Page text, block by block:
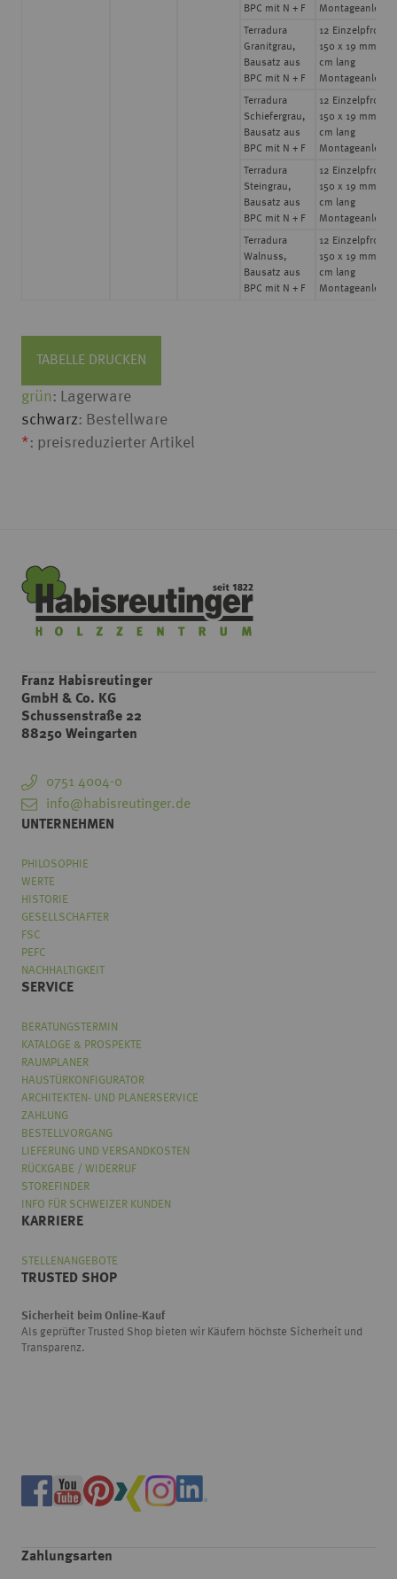
BPC mit N + F
Terradura
Granitgrau,
Bausatz aus
BPC mit N + F
12
150 x 19 mm,
cm lang
Terradura
Schiefergrau,
Bausatz aus
BPC mit N + F
12
150 x 19 mm,
cm lang
Terradura
Steingrau,
Bausatz aus
BPC mit N + F
12
150 x 19 mm,
cm lang
Terradura
Walnuss,
Bausatz aus
BPC mit N + F
12
150 x 19 mm,
cm lang
TABELLE DRUCKEN
grün: Lagerware
schwarz: Bestellware
*: preisreduzierter Artikel
Franz Habisreutinger
GmbH & Co. KG
Schussenstraße 22
88250 Weingarten
0751 4004-0
info@habisreutinger.de
UNTERNEHMEN
PHILOSOPHIE
WERTE
HISTORIE
GESELLSCHAFTER
FSC
PEFC
NACHHALTIGKEIT
SERVICE
BERATUNGSTERMIN
KATALOGE & PROSPEKTE
RAUMPLANER
HAUSTÜRKONFIGURATOR
ARCHITEKTEN- UND PLANERSERVICE
ZAHLUNG
BESTELLVORGANG
LIEFERUNG UND VERSANDKOSTEN
RÜCKGABE / WIDERRUF
STOREFINDER
INFO FÜR SCHWEIZER KUNDEN
KARRIERE
STELLENANGEBOTE
TRUSTED SHOP
Sicherheit beim Online-Kauf
Als geprüfter Trusted Shop bieten wir Käufern höchste Sicherheit und
Transparenz.
Zahlungsarten